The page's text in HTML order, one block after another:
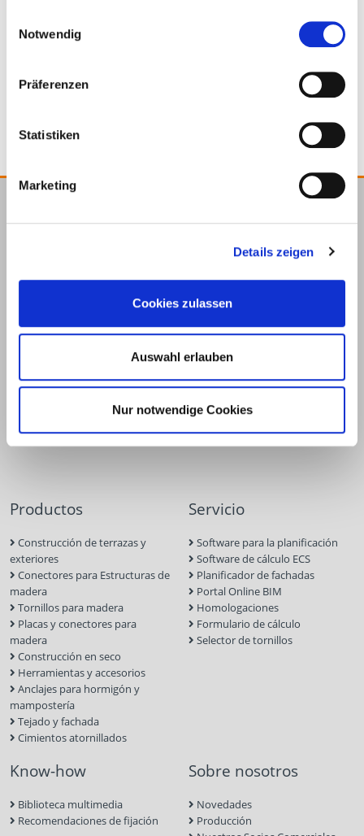
Notwendig
Präferenzen
Statistiken
Marketing
Details zeigen
Cookies zulassen
Auswahl erlauben
Nur notwendige Cookies
terrazas
Set para canto
exterior de bordes de
terrazas
+49 2331 6245-0
info@eurotec.team
Productos
Construcción de terrazas y
exteriores
Conectores para Estructuras de
madera
Tornillos para madera
Placas y conectores para
madera
Construcción en seco
Herramientas y accesorios
Anclajes para hormigón y
mampostería
Tejado y fachada
Cimientos atornillados
Servicio
Software para la planificación
Software de cálculo ECS
Planificador de fachadas
Portal Online BIM
Homologaciones
Formulario de cálculo
Selector de tornillos
Know-how
Biblioteca multimedia
Recomendaciones de fijación
Sobre nosotros
Novedades
Producción